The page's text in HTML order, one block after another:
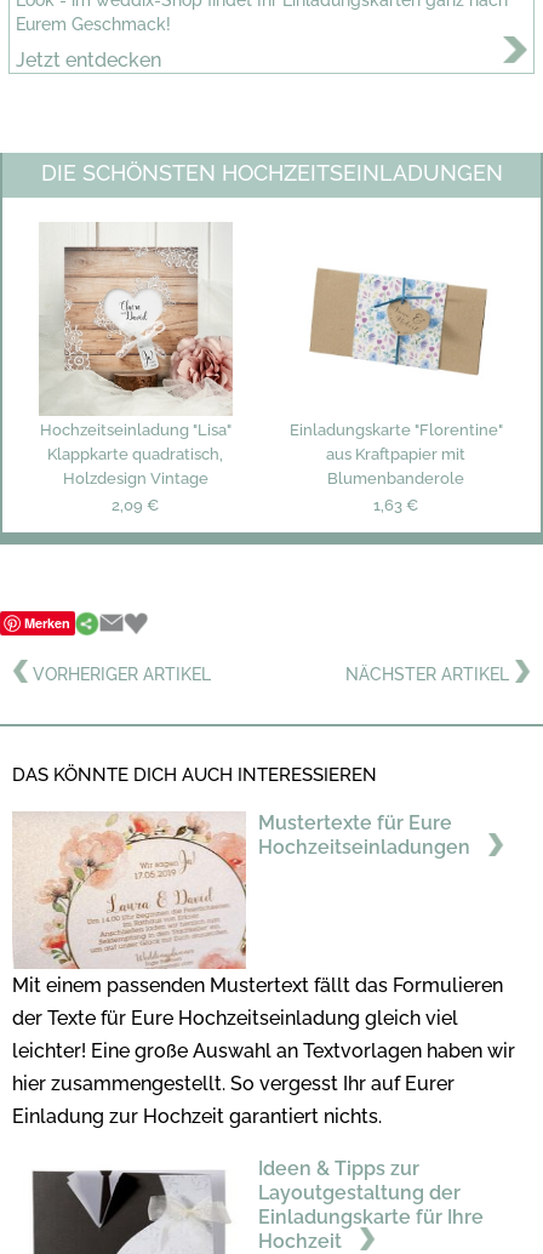
Eurem Geschmack!
Jetzt entdecken
DIE SCHÖNSTEN HOCHZEITSEINLADUNGEN
Hochzeitseinladung "Lisa"
Klappkarte quadratisch,
Holzdesign Vintage
2,09 €
Einladungskarte "Florentine"
aus Kraftpapier mit
Blumenbanderole
1,63 €
Merken
VORHERIGER ARTIKEL NÄCHSTER ARTIKEL
DAS KÖNNTE DICH AUCH INTERESSIEREN
Mustertexte für Eure
Hochzeitseinladungen
Mit einem passenden Mustertext fällt das Formulieren
der Texte für Eure Hochzeitseinladung gleich viel
leichter! Eine große Auswahl an Textvorlagen haben wir
hier zusammengestellt. So vergesst Ihr auf Eurer
Einladung zur Hochzeit garantiert nichts.
Ideen & Tipps zur
Layoutgestaltung der
Einladungskarte für Ihre
Hochzeit